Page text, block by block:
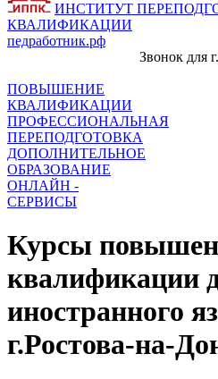
ИНСТИТУТ
КВАЛИФИКАЦИИ
педработник.рф
Звонок для
ПОВЫШЕНИЕ
КВАЛИФИКАЦИИ
ПРОФЕССИОНАЛЬНАЯ
ПЕРЕПОДГОТОВКА
ДОПОЛНИТЕЛЬНОЕ
ОБРАЗОВАНИЕ
ОНЛАЙН -
СЕРВИСЫ
Курсы
квалификации
иностранного
г.Ростова-на-